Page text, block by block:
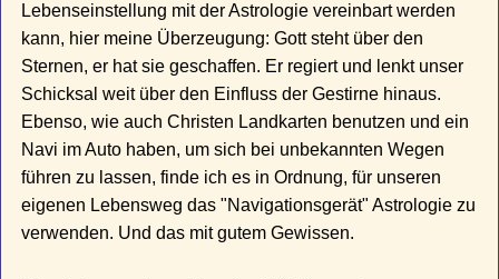
Lebenseinstellung mit der Astrologie vereinbart werden
kann, hier meine Überzeugung: Gott steht über den
Sternen, er hat sie geschaffen. Er regiert und lenkt unser
Schicksal weit über den Einfluss der Gestirne hinaus.
Ebenso, wie auch Christen Landkarten benutzen und ein
Navi im Auto haben, um sich bei unbekannten Wegen
führen zu lassen, finde ich es in Ordnung, für unseren
eigenen Lebensweg das "Navigationsgerät" Astrologie zu
verwenden. Und das mit gutem Gewissen.